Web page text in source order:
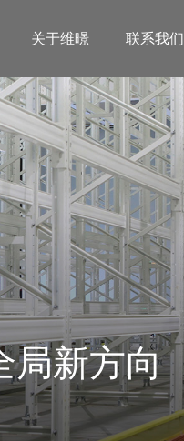
关于维暻 联系我们
局新方向